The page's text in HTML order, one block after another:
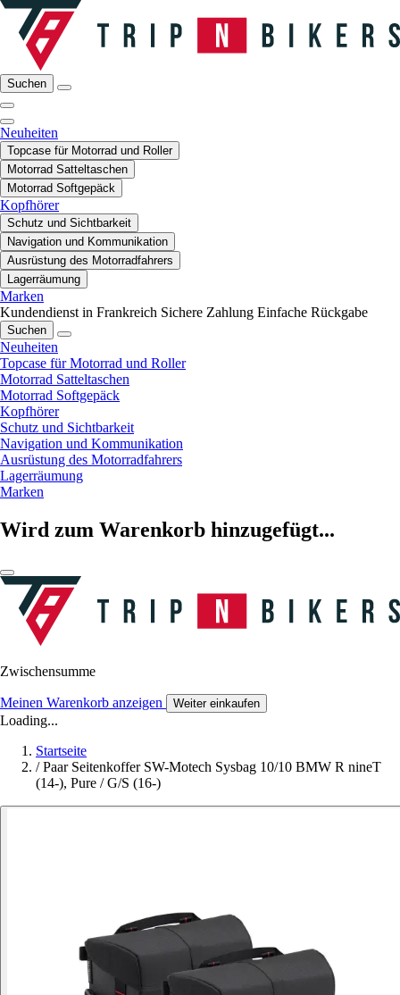
Suchen
Neuheiten
Topcase für Motorrad und Roller
Motorrad Satteltaschen
Motorrad Softgepäck
Kopfhörer
Schutz und Sichtbarkeit
Navigation und Kommunikation
Ausrüstung des Motorradfahrers
Lagerräumung
Marken
Kundendienst in Frankreich Sichere Zahlung Einfache Rückgabe
Suchen
Neuheiten
Topcase für Motorrad und Roller
Motorrad Satteltaschen
Motorrad Softgepäck
Kopfhörer
Schutz und Sichtbarkeit
Navigation und Kommunikation
Ausrüstung des Motorradfahrers
Lagerräumung
Marken
Wird zum Warenkorb hinzugefügt...
Zwischensumme
Meinen Warenkorb anzeigen Weiter einkaufen
Loading...
Startseite
/ Paar Seitenkoffer SW-Motech Sysbag 10/10 BMW R nineT
(14-), Pure / G/S (16-)